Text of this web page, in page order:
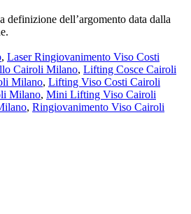
definizione dell’argomento data dalla
, Laser Ringiovanimento Viso Costi
Cairoli Milano, Lifting Cosce Cairoli
Milano, Lifting Viso Costi Cairoli
Milano, Mini Lifting Viso Cairoli
, Ringiovanimento Viso Cairoli